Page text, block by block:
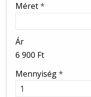
Méret*
Ár
6 900 Ft
Mennyiség*